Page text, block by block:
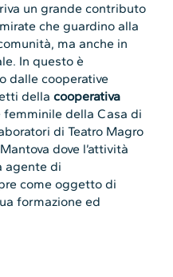
un grande contributo
che guardino alla
ma anche in
In questo è
dalle cooperative
dellacooperativa
femminile della Casa di
di Teatro Magro
dove l’attività
agente di
come oggetto di
formazione ed